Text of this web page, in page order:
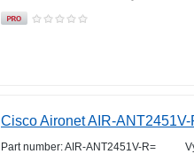
Cisco Aironet AIR-ANT2451V-
Part number: AIR-ANT2451V-R=